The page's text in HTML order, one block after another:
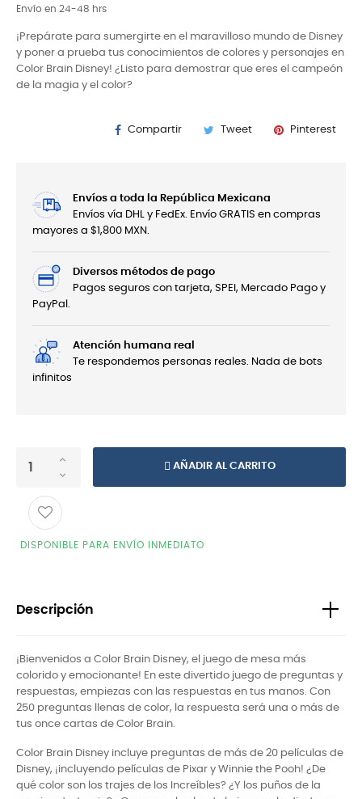
Envío en 24-48 hrs
¡Prepárate para sumergirte en el maravilloso mundo de Disney
y poner a prueba tus conocimientos de colores y personajes en
Color Brain Disney! ¿Listo para demostrar que eres el campeón
de la magia y el color?
Compartir Tweet Pinterest
Envíos a toda la República Mexicana
Envíos vía DHL y FedEx. Envío GRATIS en compras
mayores a $1,800 MXN.
Diversos métodos de pago
Pagos seguros con tarjeta, SPEI, Mercado Pago y
PayPal.
Atención humana real
Te respondemos personas reales. Nada de bots
infinitos
AÑADIR AL CARRITO
DISPONIBLE PARA ENVÍO INMEDIATO
Descripción
¡Bienvenidos a Color Brain Disney, el juego de mesa más
colorido y emocionante! En este divertido juego de preguntas y
respuestas, empiezas con las respuestas en tus manos. Con
250 preguntas llenas de color, la respuesta será una o más de
tus once cartas de Color Brain.
Color Brain Disney incluye preguntas de más de 20 películas de
Disney, ¡incluyendo películas de Pixar y Winnie the Pooh! ¿De
qué color son los trajes de los Increíbles? ¿Y los puños de la